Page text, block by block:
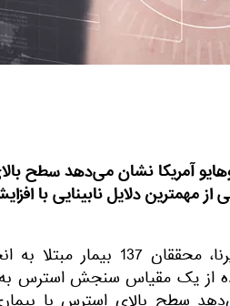
آمریکا نشان می‌دهد سطح
مهمترین دلایل نابینایی با
به گزارش اسپوتنیک به نقل از ایرنا،